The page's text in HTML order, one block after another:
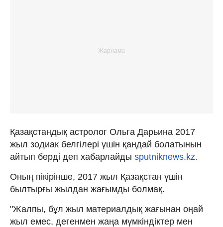
Қазақстандық астролог Ольга Дарьина 2017
жыл зодиак белгілері үшін қандай болатынын
айтып берді деп хабарлайды sputniknews.kz.
Оның пікірінше, 2017 жыл Қазақстан үшін
былтырғы жылдан жағымды болмақ.
"Жалпы, бұл жыл материалдық жағынан оңай
жыл емес, дегенмен жаңа мүмкіндіктер мен